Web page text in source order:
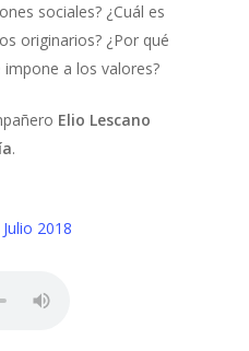
sociales? ¿Cuál es
originarios? ¿Por qué
a los valores?
Elio Lescano
.
2018